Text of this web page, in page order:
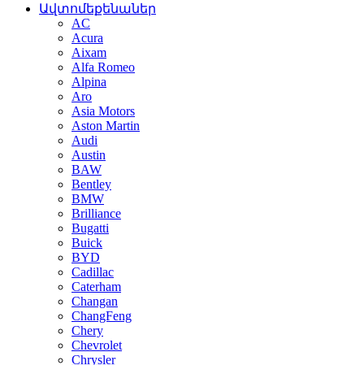
Ավտոմեքենաներ
AC
Acura
Aixam
Alfa Romeo
Alpina
Aro
Asia Motors
Aston Martin
Audi
Austin
BAW
Bentley
BMW
Brilliance
Bugatti
Buick
BYD
Cadillac
Caterham
Changan
ChangFeng
Chery
Chevrolet
Chrysler